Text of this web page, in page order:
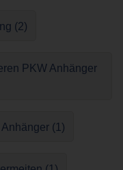
(2)
PKW Anhänger
(1)